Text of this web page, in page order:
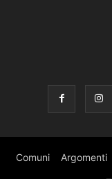
Comuni Argomenti